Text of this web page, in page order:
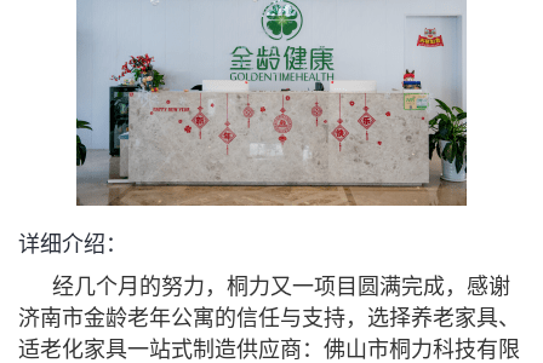
详细介绍：
经几个月的努力，桐力又一项目圆满完成，感谢
济南市金龄老年公寓的信任与支持，选择养老家具、
适老化家具一站式制造供应商：佛山市桐力科技有限